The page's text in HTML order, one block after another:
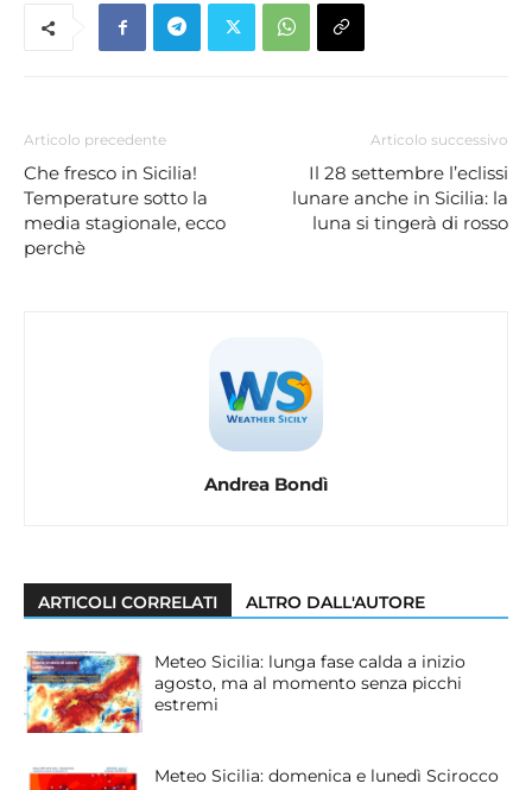
Articolo precedente
Che fresco in Sicilia!
Temperature sotto la
media stagionale, ecco
perchè
Articolo successivo
Il 28 settembre l’eclissi
lunare anche in Sicilia: la
luna si tingerà di rosso
Andrea Bondì
ARTICOLI CORRELATI ALTRO DALL'AUTORE
Meteo Sicilia: lunga fase calda a inizio
agosto, ma al momento senza picchi
estremi
Meteo Sicilia: domenica e lunedì Scirocco